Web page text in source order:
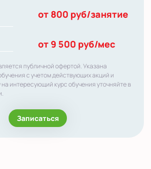
от 800 руб/занятие
от 9 500 руб/мес
публичной офертой. Указана
с учетом действующих акций и
интересующий курс обучения уточняйте в
Записаться